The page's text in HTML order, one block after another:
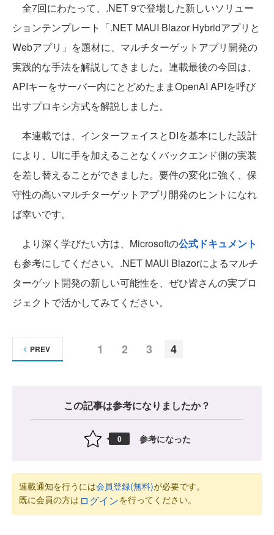
全7回にわたって、.NET 9で登場した新しいソリュー
ションテンプレート「.NET MAUI Blazor Hybridアプリと
Webアプリ」を題材に、マルチターゲットアプリ開発の
実践的な手法を解説してきました。連載最後の今回は、
APIキーをサーバー内にとどめたままOpenAI APIを呼び
出すプロキシ方式を解説しました。
本連載では、インターフェイスとDIを基本にした設計
により、UIに手を加えることなくバックエンド側の実装
を差し替えることができました。要件の変化に強く、保
守性の高いマルチターゲットアプリ開発のヒントになれ
ば幸いです。
より深く学びたい方は、Microsoftの公式ドキュメント
も参考にしてください。.NET MAUI Blazorによるマルチ
ターゲット開発の新しい可能性を、ぜひ皆さんの実プロ
ジェクトで活かしてみてください。
1 2 3 4
PREV
この記事は参考になりましたか？
0 参考になった
連載通知を行うには会員登録(無料)が必要です。
既に会員の方は ログインを行ってください。